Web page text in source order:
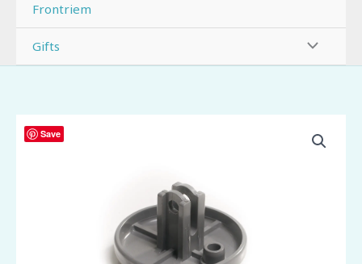
Frontriem
Gifts
Save
Drench-
Mate